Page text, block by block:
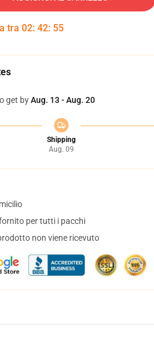
tra 02: 42: 54
get byAug. 13 - Aug. 20
Shipping
Aug. 09
per tutti i pacchi
non viene ricevuto